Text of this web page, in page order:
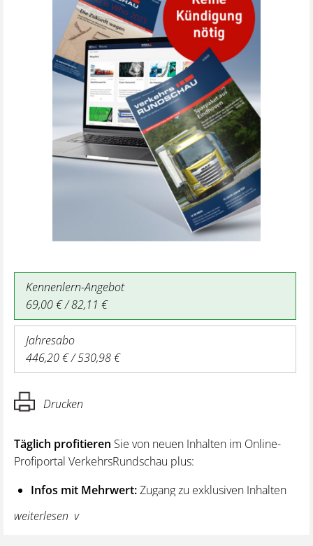
Kennenlern-Angebot
69,00 € / 82,11 €
Jahresabo
446,20 € / 530,98 €
Drucken
Täglich profitieren Sie von neuen Inhalten im Online-
Profiportal VerkehrsRundschau plus:
Infos mit Mehrwert:Zugang zu exklusiven Inhalten
und Hintergrundwissen – von aktuellen Regelungen
wie z. B. bei den Lenk- und Ruhezeiten,
weiterlesen